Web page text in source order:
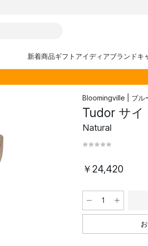
新着商品ギフトアイディアブランドキ
Bloomingville | ブル
Tudor サ
Natural
￥24,420